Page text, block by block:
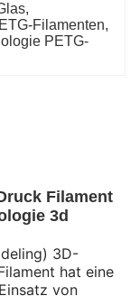
,
Filamenten
PETG-
Filament
3d
3D-
hat eine
von